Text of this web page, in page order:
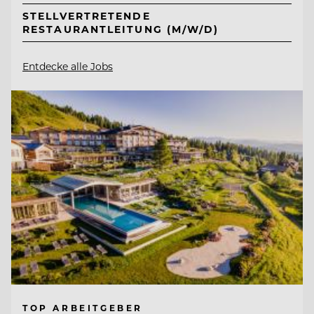
STELLVERTRETENDE
RESTAURANTLEITUNG (M/W/D)
Entdecke alle Jobs
TOP ARBEITGEBER